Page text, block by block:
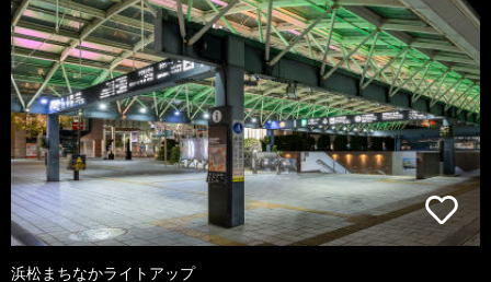
浜松まちなかライトアップ